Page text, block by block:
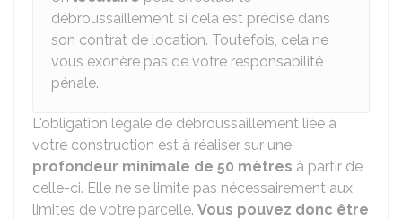
débroussaillement si cela est précisé dans
son contrat de location. Toutefois, cela ne
vous exonère pas de votre responsabilité
pénale.
L'obligation légale de débroussaillement liée à
votre construction est à réaliser sur une
profondeur minimale de 50 mètres à partir de
celle-ci. Elle ne se limite pas nécessairement aux
limites de votre parcelle. Vous pouvez donc être